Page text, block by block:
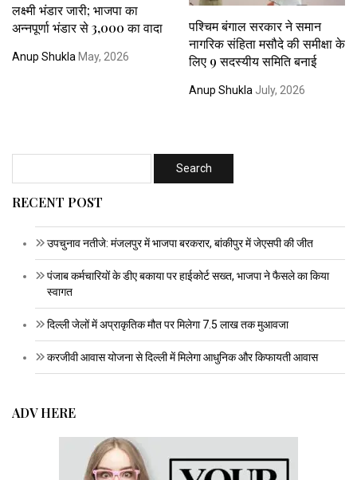
लक्ष्मी भंडार जारी; भाजपा का
अन्नपूर्णा भंडार से ₹3,000 का वादा
Anup Shukla May, 2026
पश्चिम बंगाल सरकार ने समान
नागरिक संहिता मसौदे की समीक्षा के
लिए 9 सदस्यीय समिति बनाई
Anup Shukla July, 2026
RECENT POST
उपचुनाव नतीजे: मंजलपुर में भाजपा बरकरार, बांकीपुर में जेएसपी की जीत
पंजाब कर्मचारियों के डीए बकाया पर हाईकोर्ट सख्त, भाजपा ने फैसले का किया
स्वागत
दिल्ली जेलों में अप्राकृतिक मौत पर मिलेगा 7.5 लाख तक मुआवजा
करजीवी आवास योजना से दिल्ली में मिलेगा आधुनिक और किफायती आवास
ADV HERE